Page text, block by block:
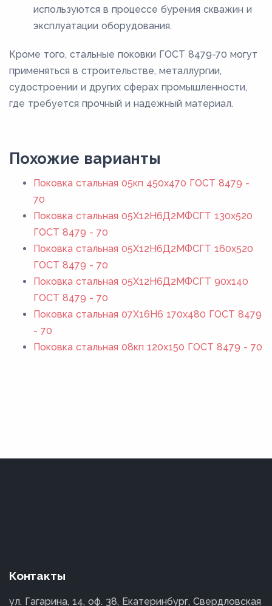
используются в процессе бурения скважин и
эксплуатации оборудования.
Кроме того, стальные поковки ГОСТ 8479-70 могут
применяться в строительстве, металлургии,
судостроении и других сферах промышленности,
где требуется прочный и надежный материал.
Похожие варианты
Поковка стальная 05кп 450x470 ГОСТ 8479 -
70
Поковка стальная 05Х12Н6Д2МФСГТ 130x520
ГОСТ 8479 - 70
Поковка стальная 05Х12Н6Д2МФСГТ 160x520
ГОСТ 8479 - 70
Поковка стальная 05Х12Н6Д2МФСГТ 90x140
ГОСТ 8479 - 70
Поковка стальная 07Х16Н6 170x480 ГОСТ 8479
- 70
Поковка стальная 08кп 120x150 ГОСТ 8479 - 70
Контакты
ул. Гагарина, 14, оф. 38, Екатеринбург, Свердловская